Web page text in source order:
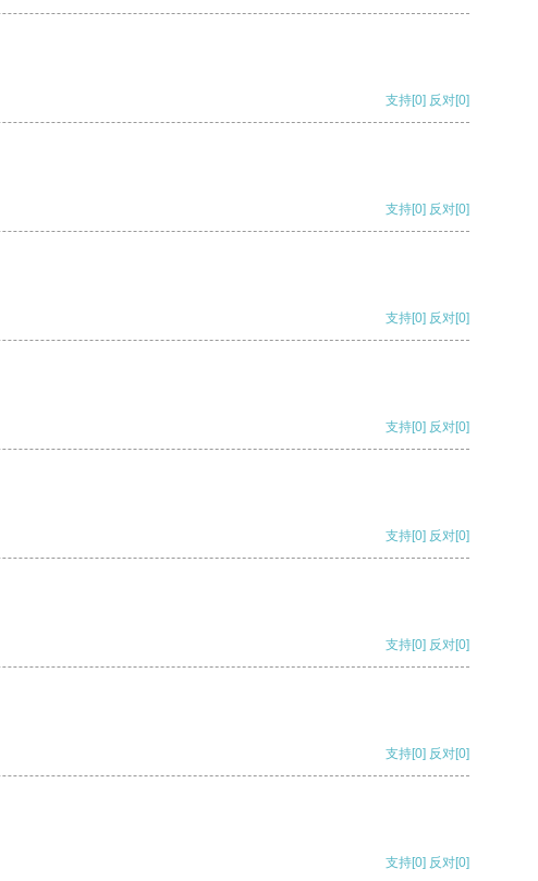
支持[0] 反对[0]
支持[0] 反对[0]
支持[0] 反对[0]
支持[0] 反对[0]
支持[0] 反对[0]
支持[0] 反对[0]
支持[0] 反对[0]
支持[0] 反对[0]